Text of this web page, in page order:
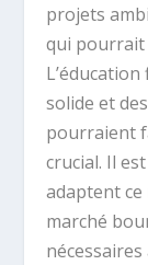
projets
qui pourrait
solide et
pourraient
crucial. Il
adaptent
marché